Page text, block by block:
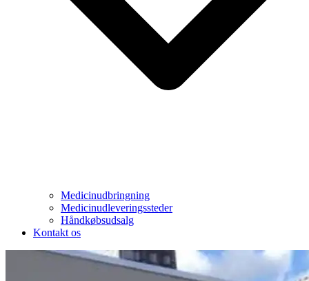
Medicinudbringning
Medicinudleveringssteder
Håndkøbsudsalg
Kontakt os